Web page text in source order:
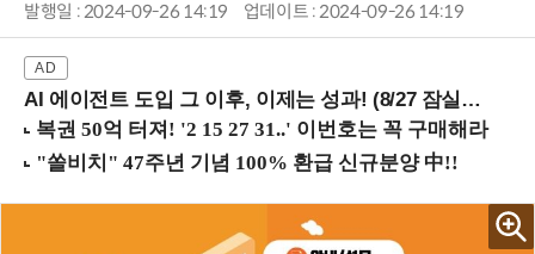
발행일 : 2024-09-26 14:19 업데이트 : 2024-09-26 14:19
AI 에이전트 도입 그 이후, 이제는 성과! (8/27 잠실역)